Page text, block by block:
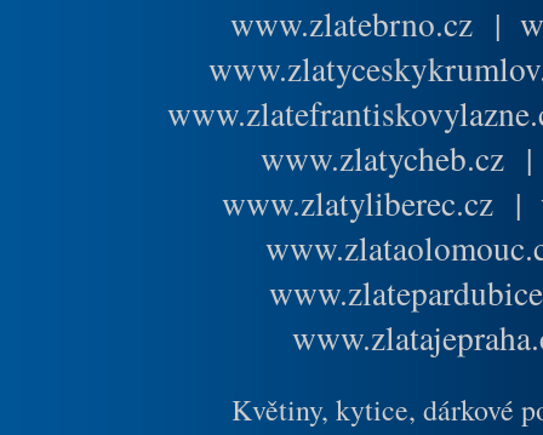
www.zlatebrno.cz |
www.zlatycheb.cz
www.zlatyliberec.cz |
Květiny, kytice, dárkové